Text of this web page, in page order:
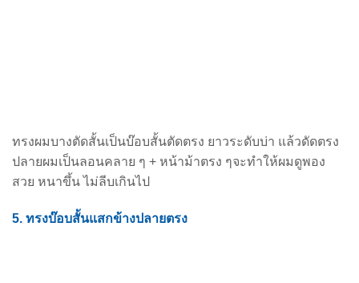
ทรงผมบางตัดสั้นเป็นบ๊อบสั้นตัดตรง ยาวระดับบ่า แล้วดัดตรง
ปลายผมเป็นลอนคลาย ๆ + หน้าม้าตรง ๆจะทำให้ผมดูพอง
สวย หนาขึ้น ไม่ลีบเกินไป
5. ทรงบ๊อบสั้นแสกข้างปลายตรง